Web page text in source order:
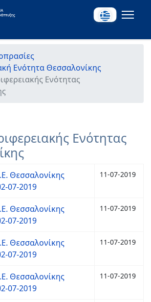
Ενότητα Θεσσαλονίκης
Ενότητας
Ενότητας
Θεσσαλονίκης
07-2019
11-07-2019
Θεσσαλονίκης
07-2019
11-07-2019
Θεσσαλονίκης
07-2019
11-07-2019
Θεσσαλονίκης
07-2019
11-07-2019